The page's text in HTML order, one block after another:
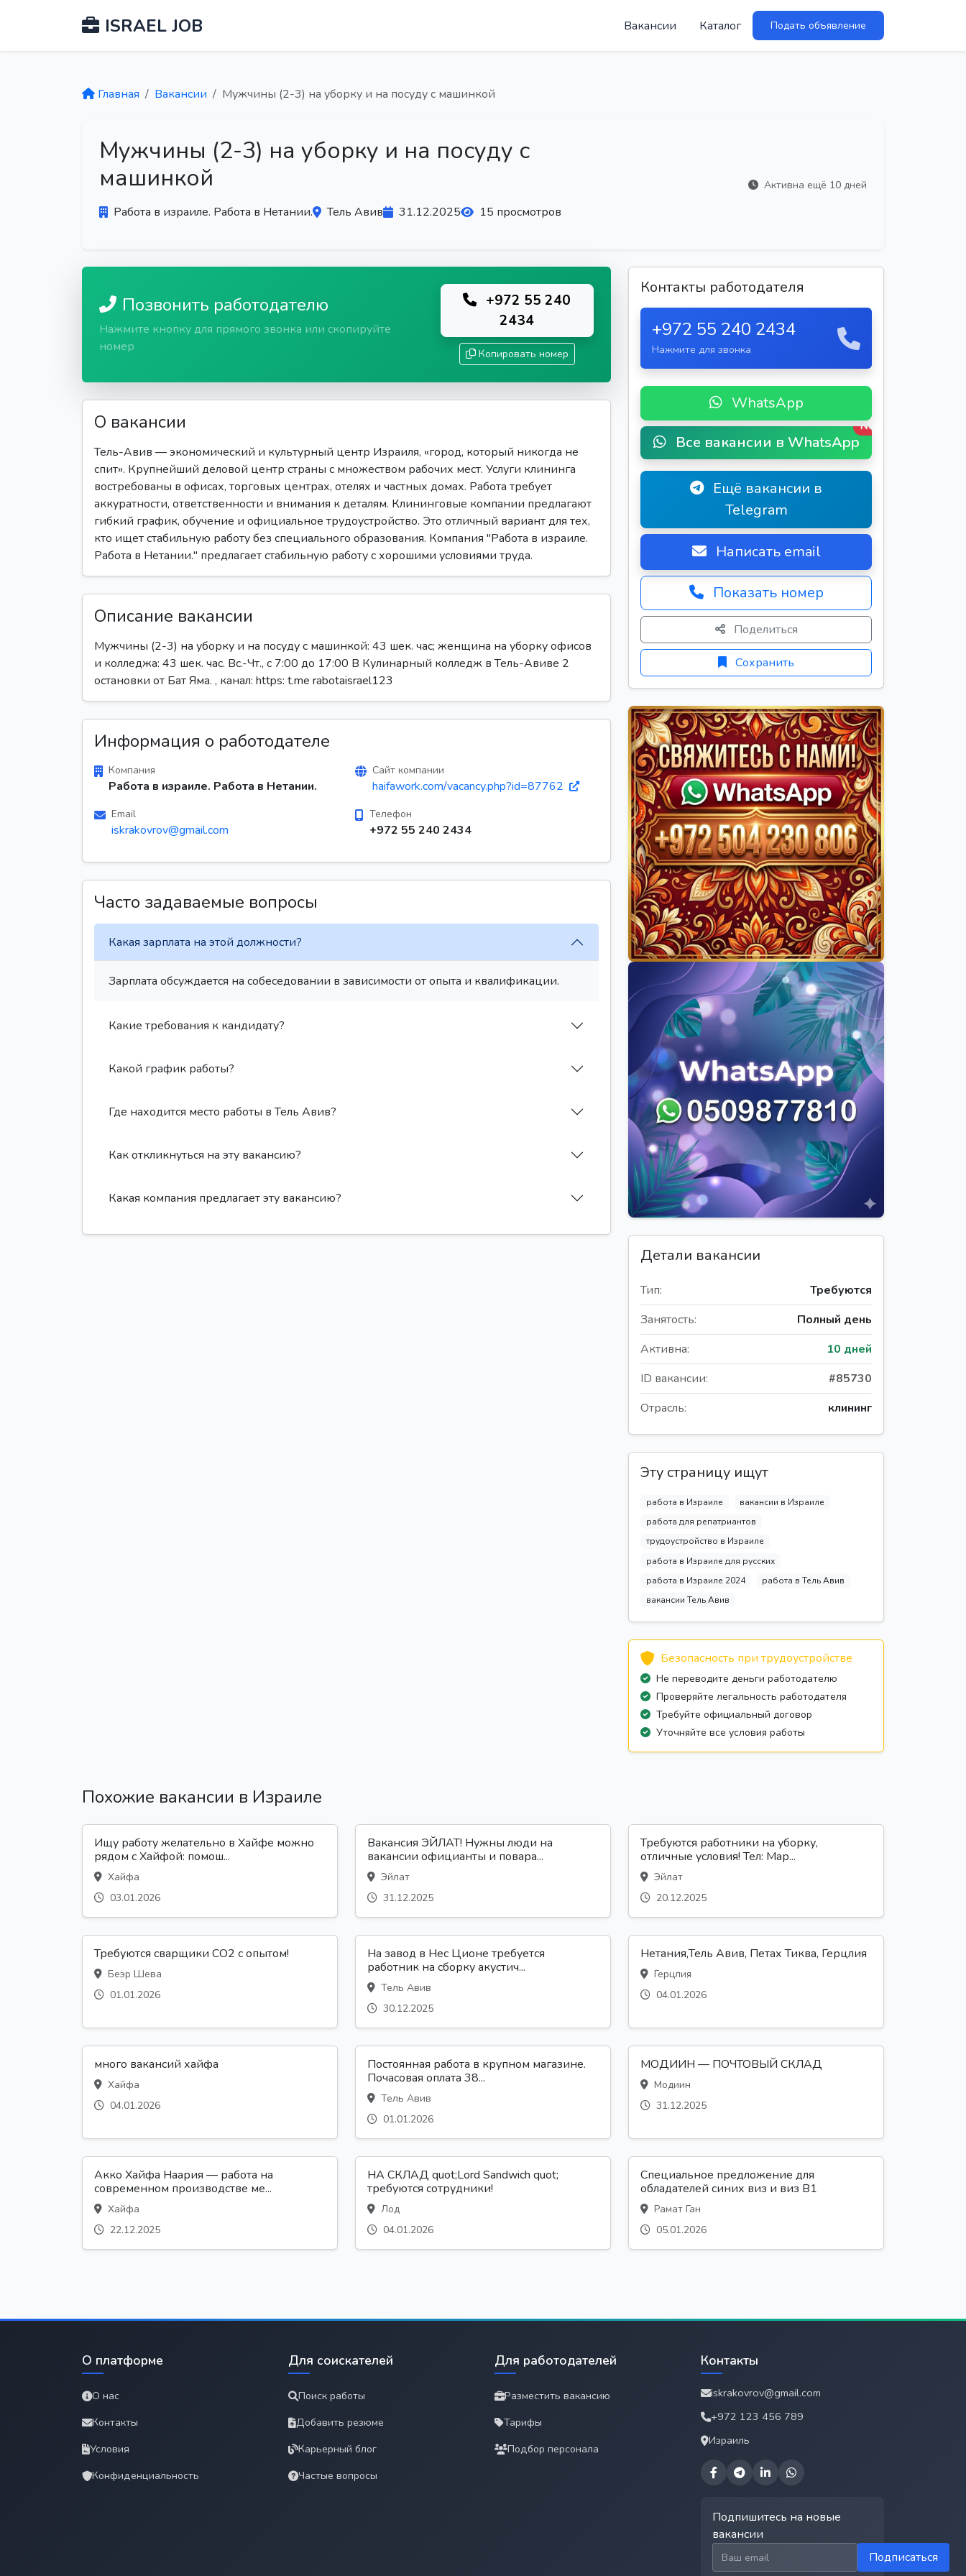
ISRAEL JOB Вакансии Каталог Подать объявление
Главная Вакансии Мужчины (2-3) на уборку и на посуду с машинкой
Мужчины (2-3) на уборку и на посуду с
машинкой
Работа в израиле. Работа в Нетании. Тель Авив 31.12.2025 15 просмотров
Активна ещё 10 дней
Позвонить работодателю
Нажмите кнопку для прямого звонка или скопируйте
номер
+972 55 240
2434
Копировать номер
О вакансии
Тель-Авив — экономический и культурный центр Израиля, «город, который никогда не
спит». Крупнейший деловой центр страны с множеством рабочих мест. Услуги клининга
востребованы в офисах, торговых центрах, отелях и частных домах. Работа требует
аккуратности, ответственности и внимания к деталям. Клининговые компании предлагают
гибкий график, обучение и официальное трудоустройство. Это отличный вариант для тех,
кто ищет стабильную работу без специального образования. Компания "Работа в израиле.
Работа в Нетании." предлагает стабильную работу с хорошими условиями труда.
Описание вакансии
Мужчины (2-3) на уборку и на посуду с машинкой: 43 шек. час; женщина на уборку офисов
и колледжа: 43 шек. час. Вс.-Чт., с 7:00 до 17:00 В Кулинарный колледж в Тель-Авиве 2
остановки от Бат Яма. , канал: https: t.me rabotaisrael123
Информация о работодателе
Компания
Работа в израиле. Работа в Нетании.
Сайт компании
haifawork.com/vacancy.php?id=87762
Email
iskrakovrov@gmail.com
Телефон
+972 55 240 2434
Часто задаваемые вопросы
Какая зарплата на этой должности?
Зарплата обсуждается на собеседовании в зависимости от опыта и квалификации.
Какие требования к кандидату?
Какой график работы?
Где находится место работы в Тель Авив?
Как откликнуться на эту вакансию?
Какая компания предлагает эту вакансию?
Контакты работодателя
+972 55 240 2434
Нажмите для звонка
WhatsApp
Все вакансии в WhatsApp
New
Ещё вакансии в
Telegram
Написать email
Показать номер
Поделиться
Сохранить
Детали вакансии
Тип:
Требуются
Занятость:
Полный день
Активна:
10 дней
ID вакансии:
#85730
Отрасль:
клининг
Эту страницу ищут
работа в Израиле
вакансии в Израиле
работа для репатриантов
трудоустройство в Израиле
работа в Израиле для русских
работа в Израиле 2024
работа в Тель Авив
вакансии Тель Авив
Безопасность при трудоустройстве
Не переводите деньги работодателю
Проверяйте легальность работодателя
Требуйте официальный договор
Уточняйте все условия работы
Похожие вакансии в Израиле
Ищу работу желательно в Хайфе можно
рядом с Хайфой: помош...
Хайфа
03.01.2026
Вакансия ЭЙЛАТ! Нужны люди на
вакансии официанты и повара...
Эйлат
31.12.2025
Требуются работники на уборку,
отличные условия! Тел: Мар...
Эйлат
20.12.2025
Требуются сварщики CO2 с опытом!
Беэр Шева
01.01.2026
На завод в Нес Ционе требуется
работник на сборку акустич...
Тель Авив
30.12.2025
Нетания,Тель Авив, Петах Тиква, Герцлия
Герцлия
04.01.2026
много вакансий хайфа
Хайфа
04.01.2026
Постоянная работа в крупном магазине.
Почасовая оплата 38...
Тель Авив
01.01.2026
МОДИИН — ПОЧТОВЫЙ СКЛАД
Модиин
31.12.2025
Акко Хайфа Наария — работа на
современном производстве ме...
Хайфа
22.12.2025
НА СКЛАД quot;Lord Sandwich quot;
требуются сотрудники!
Лод
04.01.2026
Специальное предложение для
обладателей синих виз и виз B1
Рамат Ган
05.01.2026
О платформе
О нас
Контакты
Условия
Конфиденциальность
Для соискателей
Поиск работы
Добавить резюме
Карьерный блог
Частые вопросы
Для работодателей
Разместить вакансию
Тарифы
Подбор персонала
Контакты
iskrakovrov@gmail.com
+972 123 456 789
Израиль
Подпишитесь на новые
вакансии
Email для подписки
Подписаться